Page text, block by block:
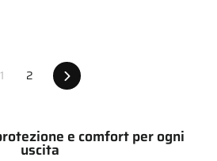
1 2 Successivo
e comfort per ogni
uscita